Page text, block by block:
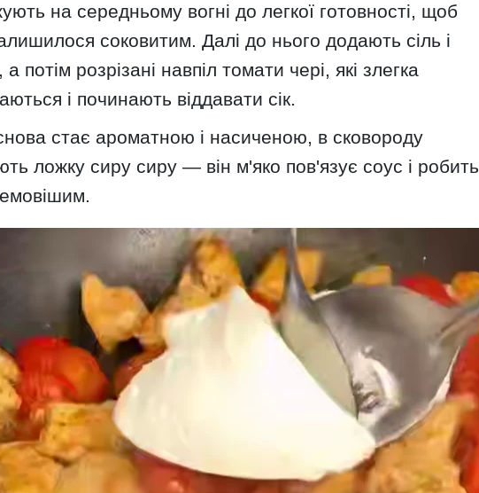
на середньому вогні до легкої готовності, щоб
соковитим. Далі до нього додають сіль і
потім розрізані навпіл томати чері, які злегка
і починають віддавати сік.
стає ароматною і насиченою, в сковороду
ложку сиру сиру — він м'яко пов'язує соус і робить